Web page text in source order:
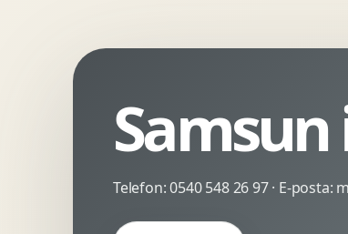
Urun Tanitim Animasyonu
Telefon:0540 548 26 97· E-posta: